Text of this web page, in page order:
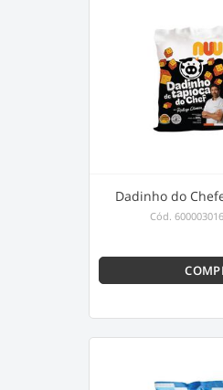
Dadinho do
Cód.600003016